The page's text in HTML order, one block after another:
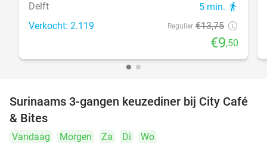
Delft 5 min. directions_walk
Verkocht: 2.119 Regulier €13,75
€9,50
21%
Surinaams 3-gangen keuzediner bij City Café
& Bites
Vandaag Morgen Za Di
Wo